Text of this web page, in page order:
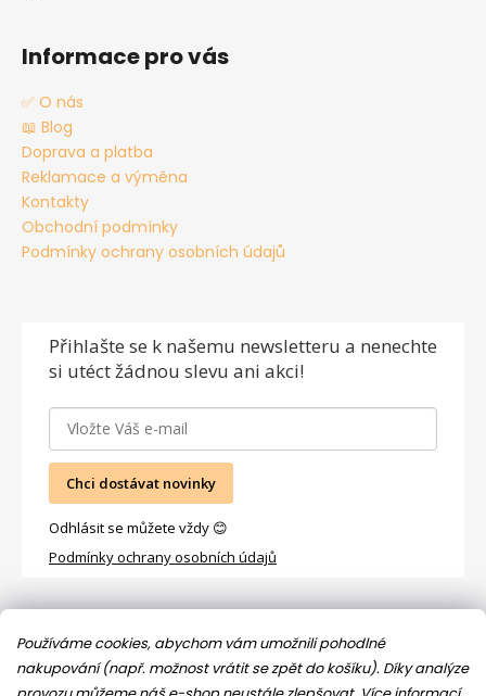
Používáme cookies, abychom vám umožnili pohodlné
nakupování (např. možnost vrátit se zpět do košíku). Díky analýze
Informace pro vás
✅ O nás
📖 Blog
Doprava a platba
Reklamace a výměna
Kontakty
Obchodní podmínky
Podmínky ochrany osobních údajů
Přihlašte se k našemu newsletteru a nenechte
si utéct žádnou slevu ani akci!
Chci dostávat novinky
Odhlásit se můžete vždy 😊
Podmínky ochrany osobních údajů
Facebook